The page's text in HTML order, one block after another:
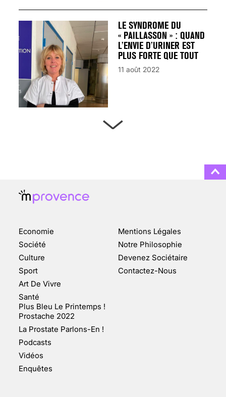
LE SYNDROME DU
« PAILLASSON » : QUAND
L’ENVIE D’URINER EST
PLUS FORTE QUE TOUT
11 août 2022
CHANGEMENT DE SEXE :
DES DEMANDES
TOUJOURS PLUS
NOMBREUSES
Economie
Société
Culture
Sport
Art De Vivre
Santé
Plus Bleu Le Printemps !
Prostache 2022
La Prostate Parlons-En !
Podcasts
Vidéos
Enquêtes
Mentions Légales
Notre Philosophie
Devenez Sociétaire
Contactez-Nous